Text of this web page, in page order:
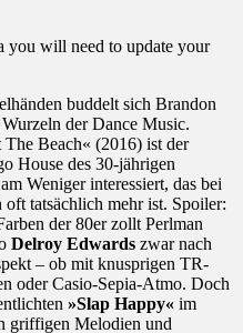
you will need to update your
buddelt sich Brandon
der Dance Music.
Beach« (2016) ist der
House des 30-jährigen
Weniger interessiert, das bei
tatsächlich mehr ist. Spoiler:
der 80er zollt Perlman
Delroy Edwards zwar nach
– ob mit knusprigen TR-
oder Casio-Sepia-Atmo. Doch
»Slap Happy« im
griffigen Melodien und